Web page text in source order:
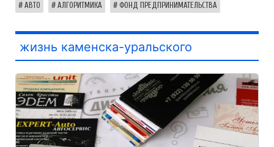
АВТО АЛГОРИТМИКА ФОНД ПРЕДПРИНИМАТЕЛЬСТВА
жизнь каменска-уральского